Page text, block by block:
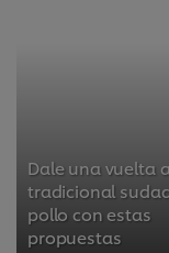
Dale una vuelta
tradicional
pollo con estas
propuestas